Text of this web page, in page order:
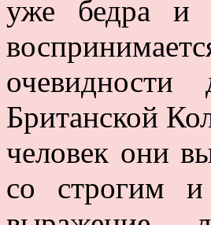
уже бедра и
очевидности
Британской
человек они
со строгим